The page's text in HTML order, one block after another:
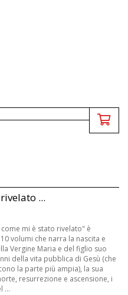
...
mi è stato rivelato" è
volumi che narra la nascita e
Vergine Maria e del figlio suo
della vita pubblica di Gesù (che
la parte più ampia), la sua
resurrezione e ascensione, i
...